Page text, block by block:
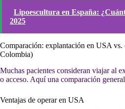
Lipoescultura en España:
2025
Comparación: explantación en USA vs.
Colombia)
Muchas pacientes consideran viajar al
o acceso. Aquí una comparación
Ventajas de operar en USA